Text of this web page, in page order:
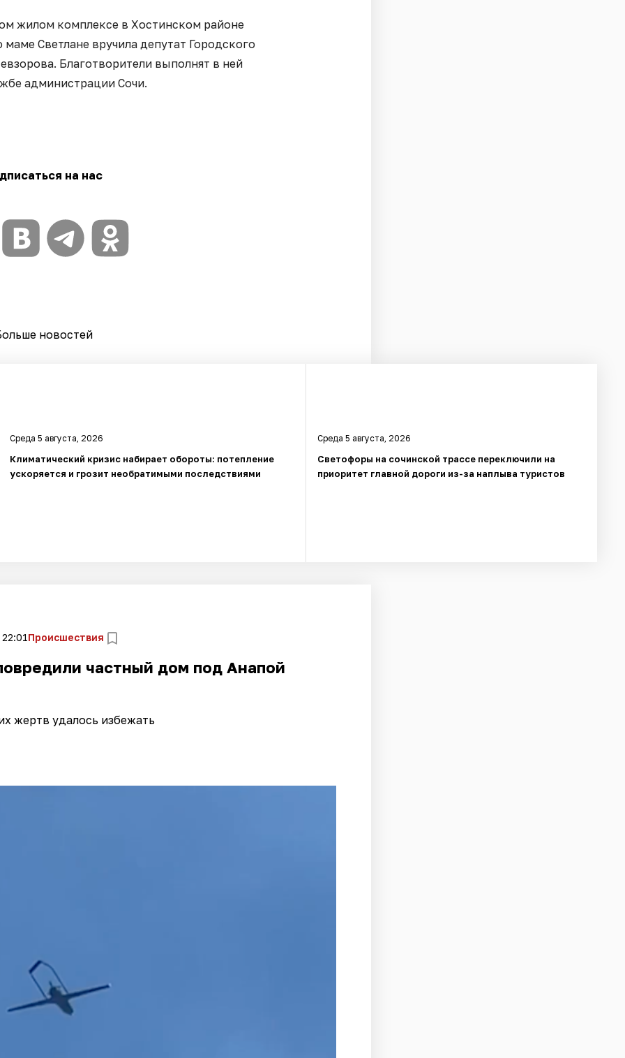
жилом комплексе в Хостинском районе
Светлане вручила депутат Городского
Благотворители выполнят в ней
администрации Сочи.
на нас
новостей
Среда 5 августа, 2026
Климатический кризис набирает обороты: потепление
ускоряется и грозит необратимыми последствиями
Среда 5 августа, 2026
Светофоры на сочинской трассе переключили на
приоритет главной дороги из-за наплыва туристов
Происшествия
частный дом под Анапой
жертв удалось избежать